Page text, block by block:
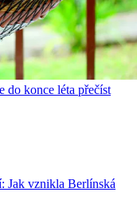
do konce léta přečíst
Jak vznikla Berlínská